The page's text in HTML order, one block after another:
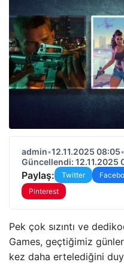
admin•12.11.2025 08:05•
Güncellendi: 12.11.2025
Paylaş: Twitter
Pinterest
Pek çok sızıntı ve
Games, geçtiğimiz
kez daha ertelediğini